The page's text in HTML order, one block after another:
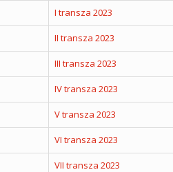
I transza 2023
II transza 2023
III transza 2023
IV transza 2023
V transza 2023
VI transza 2023
VII transza 2023